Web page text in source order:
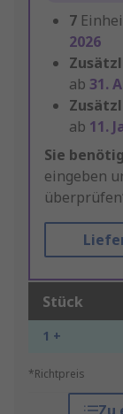
7
2026
ab 31.
ab 11.
Sie
eingeben
Stück
1 +
*Richtpreis